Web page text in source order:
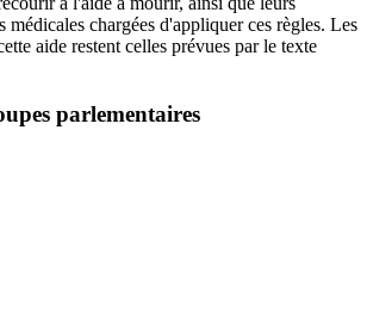
médicales chargées d'appliquer ces règles. Les
aide restent celles prévues par le texte
parlementaires